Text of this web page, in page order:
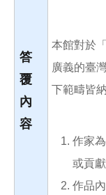
答
覆
內
容
本館對於
廣義的臺
下範疇皆
作家
或貢獻
作品